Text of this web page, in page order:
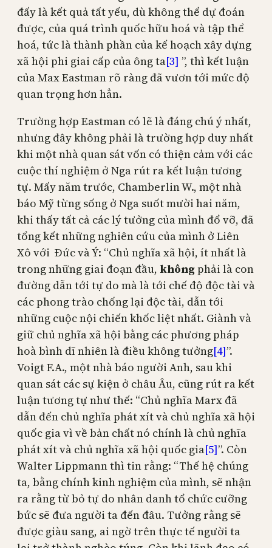
đấy là kết quả tất yếu, dù không thể dự đoán
được, của quá trình quốc hữu hoá và tập thể
hoá, tức là thành phần của kế hoạch xây dựng
xã hội phi giai cấp của ông ta[3] ”, thì kết luận
của Max Eastman rõ ràng đã vươn tới mức độ
quan trọng hơn hẳn.
Trường hợp Eastman có lẽ là đáng chú ý nhất,
nhưng đây không phải là trường hợp duy nhất
khi một nhà quan sát vốn có thiện cảm với các
cuộc thí nghiệm ở Nga rút ra kết luận tương
tự. Mấy năm trước, Chamberlin W., một nhà
báo Mỹ từng sống ở Nga suốt mười hai năm,
khi thấy tất cả các lý tưởng của mình đổ vỡ, đã
tổng kết những nghiên cứu của mình ở Liên
Xô với Đức và Ý: “Chủ nghĩa xã hội, ít nhất là
trong những giai đoạn đầu, không phải là con
đường dẫn tới tự do mà là tới chế độ độc tài và
các phong trào chống lại độc tài, dẫn tới
những cuộc nội chiến khốc liệt nhất. Giành và
giữ chủ nghĩa xã hội bằng các phương pháp
hoà bình dĩ nhiên là điều không tưởng[4]”.
Voigt F.A., một nhà báo người Anh, sau khi
quan sát các sự kiện ở châu Âu, cũng rút ra kết
luận tương tự như thế: “Chủ nghĩa Marx đã
dẫn đến chủ nghĩa phát xít và chủ nghĩa xã hội
quốc gia vì về bản chất nó chính là chủ nghĩa
phát xít và chủ nghĩa xã hội quốc gia[5]”. Còn
Walter Lippmann thì tin rằng: “Thế hệ chúng
ta, bằng chính kinh nghiệm của mình, sẽ nhận
ra rằng từ bỏ tự do nhân danh tổ chức cưỡng
bức sẽ đưa người ta đến đâu. Tưởng rằng sẽ
được giàu sang, ai ngờ trên thực tế người ta